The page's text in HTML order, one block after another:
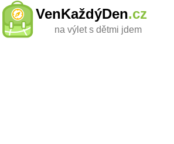
VenKaždýDen.cz
na výlet s dětmi jdem